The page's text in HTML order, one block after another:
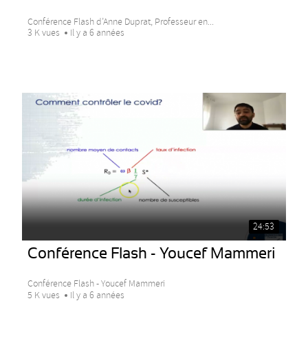
Conférence Flash d’Anne Duprat, Professeur en...
3 K vues
Il y a 6 années
24:53
Conférence Flash - Youcef Mammeri
Conférence Flash - Youcef Mammeri
5 K vues
Il y a 6 années